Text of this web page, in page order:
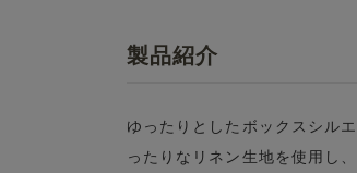
製品紹介
ゆったりとしたボックスシル
ったりなリネン生地を使用し